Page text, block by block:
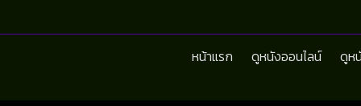
หน้าแรก ดูหนังออนไลน์ ดูห